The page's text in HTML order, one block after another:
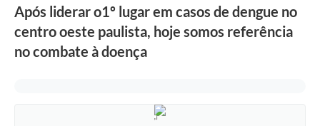
Após liderar o1º lugar em casos de dengue no
centro oeste paulista, hoje somos referência
no combate à doença